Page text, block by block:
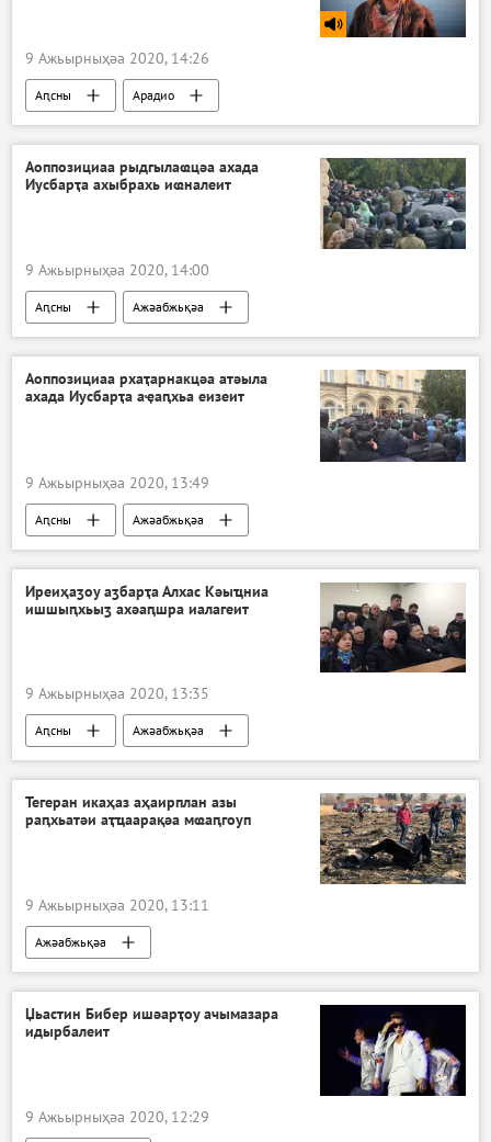
9 Ажьырныҳәа 2020, 14:26
Аԥсны Арадио
Аоппозициаа рыдгылаҩцәа ахада
Иусбарҭа ахыбрахь иҩналеит
9 Ажьырныҳәа 2020, 14:00
Аԥсны
Ажәабжьқәа
Рауль Ҳаџьымба ԥхьатәара ицара
Аоппозициаа рхаҭарнакцәа атәыла
ахада Иусбарҭа аҿаԥхьа еизеит
9 Ажьырныҳәа 2020, 13:49
Аԥсны
Ажәабжьқәа
Рауль Ҳаџьымба ԥхьатәара ицара
Иреиҳаӡоу аӡбарҭа Алхас Кәыҵниа
ишшыԥхьыӡ ахәаԥшра иалагеит
9 Ажьырныҳәа 2020, 13:35
Аԥсны
Ажәабжьқәа
Рауль Ҳаџьымба ԥхьатәара ицара
Тегеран икаҳаз аҳаирплан азы
раԥхьатәи аҭҵаарақәа мҩаԥгоуп
9 Ажьырныҳәа 2020, 13:11
Ажәабжьқәа
Џьастин Бибер ишәарҭоу ачымазара
идырбалеит
9 Ажьырныҳәа 2020, 12:29